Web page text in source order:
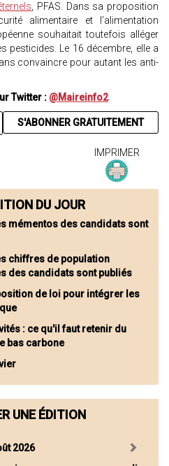
, PFAS. Dans sa proposition
alimentaire et l’alimentation
souhaitait toutefois alléger
pesticides. Le 16 décembre, elle a
convaincre pour autant les anti-
Twitter : @Maireinfo2
S'ABONNER GRATUITEMENT
IMPRIMER
DU JOUR
mémentos des candidats sont
chiffres de population
des candidats sont publiés
de loi pour intégrer les
: ce qu'il faut retenir du
bas carbone
UNE ÉDITION
2026